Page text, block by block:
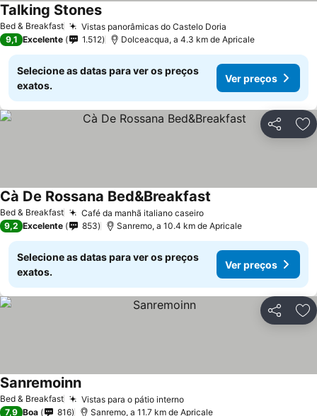
Bed & Breakfast Vistas panorâmicas do Castelo Doria
Talking Stones
9,1 Excelente 1.512 Dolceacqua, a 4.3 km de Apricale
Selecione as datas para ver os preços
exatos.
Ver preços
Partilhar
Bed & Breakfast Café da manhã italiano caseiro
Cà De Rossana Bed&Breakfast
9,2 Excelente 853 Sanremo, a 10.4 km de Apricale
Selecione as datas para ver os preços
exatos.
Ver preços
Partilhar
Bed & Breakfast Vistas para o pátio interno
Sanremoinn
7,9 Boa 816 Sanremo, a 11.7 km de Apricale